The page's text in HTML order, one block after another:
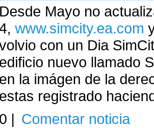
Desde Mayo no
www.simcity.ea.com
con un Dia
edificio nuevo llamado
en la imágen de la
estas registrado
0 | Comentar noticia